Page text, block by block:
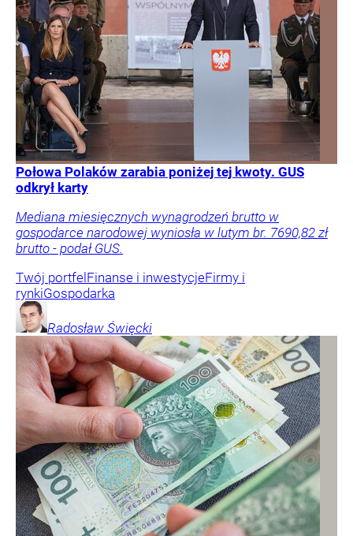
Połowa Polaków zarabia poniżej tej kwoty. GUS
odkrył karty
Mediana miesięcznych wynagrodzeń brutto w
gospodarce narodowej wyniosła w lutym br. 7690,82 zł
brutto - podał GUS.
Twój portfel Finanse i inwestycjeFirmy i
rynkiGospodarka
Radosław Święcki